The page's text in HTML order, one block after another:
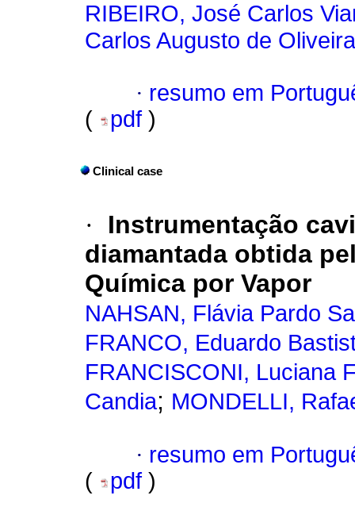
RIBEIRO, José Carlos
Carlos Augusto de Oliveira
· resumo em
(
pdf )
Clinical case
·
Instrumentação
diamantada obtida
Química por Vapor
NAHSAN, Flávia Pardo
FRANCO, Eduardo
FRANCISCONI, Luciana
Candia; MONDELLI,
· resumo em
(
pdf )